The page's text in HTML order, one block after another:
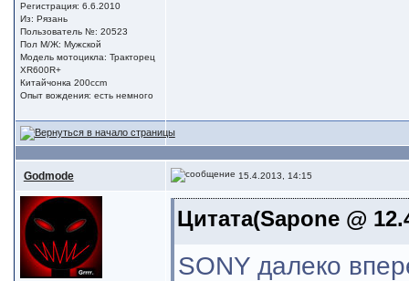
Регистрация: 6.6.2010
Из: Рязань
Пользователь №: 20523
Пол М/Ж: Мужской
Модель мотоцикла: Тракторец
XR600R+
Китайчонка 200ccm
Опыт вождения: есть немного
Godmode 15.4.2013, 14:15
Цитата(Sapone @
SONY далеко